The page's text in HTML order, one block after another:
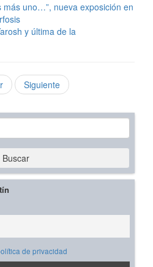
más uno…”, nueva exposición en
y última de la
Siguiente
Buscar
de privacidad